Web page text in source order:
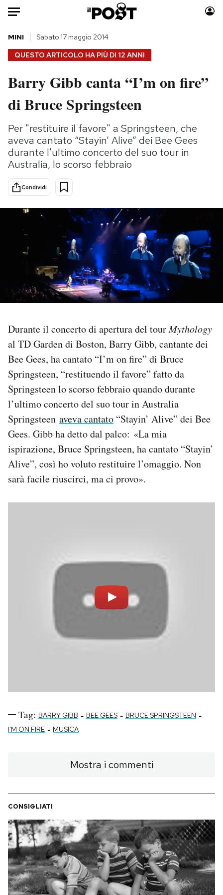
HOME
Italia
Politica
Tecnologia
Internet
Scienza
Cultura
Economia
Moda
Consumismi
Storie/Idee
Ok Boomer!
Media
Europa
NEWSLETTER
SHOP
CALENDARIO
AREA PERSONALE
Area Personale
Notifiche mobile
Regala il Post
Hai bisogno di aiuto?
QUESTO ARTICOLO HA PIÙ DI 12 ANNI
MINI Sabato 17 maggio 2014
Barry Gibb canta “I’m on fire”
di Bruce Springsteen
Per "restituire il favore" a Springsteen, che
aveva cantato “Stayin’ Alive” dei Bee Gees
durante l'ultimo concerto del suo tour in
Australia, lo scorso febbraio
Condividi
Durante il concerto di apertura del tourMythology
al TD Garden di Boston, Barry Gibb, cantante dei
Bee Gees, ha cantato “I’m on fire” di Bruce
Springsteen, “restituendo il favore” fatto da
Springsteen lo scorso febbraio quando durante
l’ultimo concerto del suo tour in Australia
Springsteen aveva cantato “Stayin’ Alive” dei Bee
Gees. Gibb ha detto dal palco: «La mia
ispirazione, Bruce Springsteen, ha cantato “Stayin’
Alive”, così ho voluto restituire l’omaggio. Non
sarà facile riuscirci, ma ci provo».
Tag: BARRY GIBB - BEE GEES - BRUCE SPRINGSTEEN -
I'M ON FIRE - MUSICA
Mostra i commenti
CONSIGLIATI